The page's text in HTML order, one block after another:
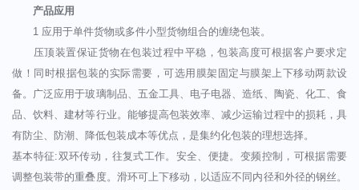
产品应用
1 应用于单件货物或多件小型货物组合的缠绕包装。
压顶装置保证货物在包装过程中平稳，包装高度可根据客户要求定
做！同时根据包装的实际需要，可选用膜架固定与膜架上下移动两款设
备。广泛应用于玻璃制品、五金工具、电子电器、造纸、陶瓷、化工、食
品、饮料、建材等行业。能够提高包装效率、减少运输过程中的损耗，具
有防尘、防潮、降低包装成本等优点，是集约化包装的理想选择。
基本特征:双环传动，往复式工作。安全、便捷。变频控制，可根据需要
调整包装带的重叠度。滑环可上下移动，以适应不同内径和外径的钢丝。